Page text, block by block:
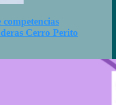
Cerro Perito